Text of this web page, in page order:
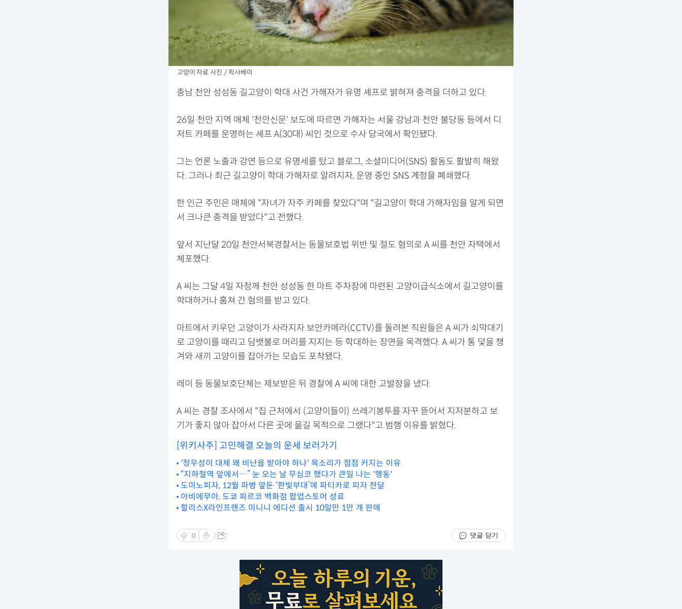
고양이 자료 사진. / 픽사베이
충남 천안 성성동 길고양이 학대 사건 가해자가 유명 셰프로 밝혀져 충격을 더하고 있다.
26일 천안 지역 매체 '천안신문' 보도에 따르면 가해자는 서울 강남과 천안 불당동 등에서 디
저트 카페를 운영하는 셰프 A(30대) 씨인 것으로 수사 당국에서 확인됐다.
그는 언론 노출과 강연 등으로 유명세를 탔고 블로그, 소셜미디어(SNS) 활동도 활발히 해왔
다. 그러나 최근 길고양이 학대 가해자로 알려지자, 운영 중인 SNS 계정을 폐쇄했다.
한 인근 주민은 매체에 "자녀가 자주 카페를 찾았다"며 "길고양이 학대 가해자임을 알게 되면
서 크나큰 충격을 받았다"고 전했다.
앞서 지난달 20일 천안서북경찰서는 동물보호법 위반 및 절도 혐의로 A 씨를 천안 자택에서
체포했다.
A 씨는 그달 4일 자정께 천안 성성동 한 마트 주차장에 마련된 고양이급식소에서 길고양이를
학대하거나 훔쳐 간 혐의를 받고 있다.
마트에서 키우던 고양이가 사라지자 보안카메라(CCTV)를 돌려본 직원들은 A 씨가 쇠막대기
로 고양이를 때리고 담뱃불로 머리를 지지는 등 학대하는 장면을 목격했다. A 씨가 통 덫을 챙
겨와 새끼 고양이를 잡아가는 모습도 포착됐다.
레이 등 동물보호단체는 제보받은 뒤 경찰에 A 씨에 대한 고발장을 냈다.
A 씨는 경찰 조사에서 "집 근처에서 (고양이들이) 쓰레기봉투를 자꾸 뜯어서 지저분하고 보
기가 좋지 않아 잡아서 다른 곳에 옮길 목적으로 그랬다"고 범행 이유를 밝혔다.
[위키사주] 고민해결 오늘의 운세 보러가기
'정우성이 대체 왜 비난을 받아야 하나' 목소리가 점점 커지는 이유
“지하철역 앞에서…” 눈 오는 날 무심코 했다가 큰일 나는 '행동'
도미노피자, 12월 파병 앞둔 ‘한빛부대’에 파티카로 피자 전달
아비에무아, 도쿄 파르코 백화점 팝업스토어 성료
할리스X라인프렌즈 미니니 에디션 출시 10일만 1만 개 판매
0 댓글 닫기